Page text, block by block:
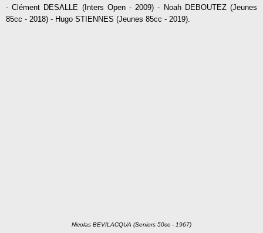
- Clément DESALLE (Inters Open - 2009) - Noah DEBOUTEZ (Jeunes
85cc - 2018) - Hugo STIENNES (Jeunes 85cc - 2019).
Nicolas BEVILACQUA (Seniors 50cc - 1967)